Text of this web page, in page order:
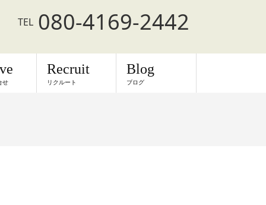
TEL 080-4169-2442
せ
Recruit
リクルート
Blog
ブログ